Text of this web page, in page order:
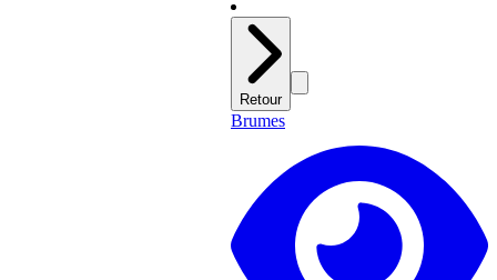
Retour
Brumes